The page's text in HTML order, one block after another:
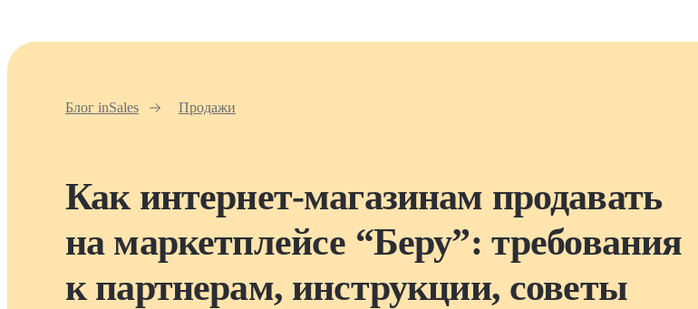
Блог inSales Продажи
Как интернет-магазинам продавать
на маркетплейсе “Беру”: требования
к партнерам, инструкции, советы